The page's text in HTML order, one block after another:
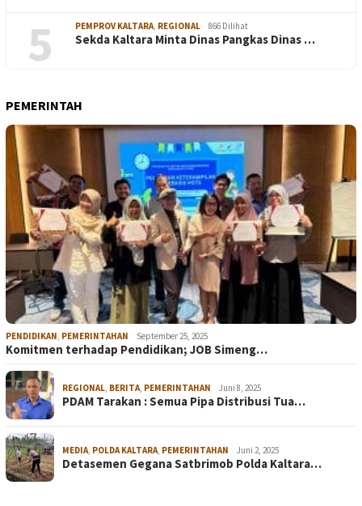
5
PEMPROV KALTARA, REGIONAL 866 Dilihat
Sekda Kaltara Minta Dinas Pangkas Dinas …
PEMERINTAH
PENDIDIKAN, PEMERINTAHAN September 25, 2025
Komitmen terhadap Pendidikan; JOB Simeng…
REGIONAL, BERITA, PEMERINTAHAN Juni 8, 2025
PDAM Tarakan : Semua Pipa Distribusi Tua…
MEDIA, POLDA KALTARA, PEMERINTAHAN Juni 2, 2025
Detasemen Gegana Satbrimob Polda Kaltara…